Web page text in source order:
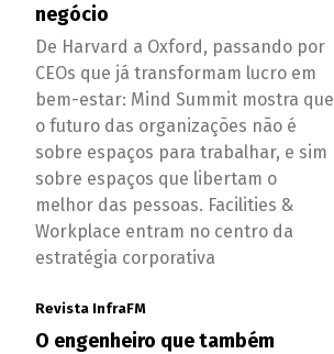
negócio
De Harvard a Oxford, passando por
CEOs que já transformam lucro em
bem-estar: Mind Summit mostra que
o futuro das organizações não é
sobre espaços para trabalhar, e sim
sobre espaços que libertam o
melhor das pessoas. Facilities &
Workplace entram no centro da
estratégia corporativa
Revista InfraFM
O engenheiro que também